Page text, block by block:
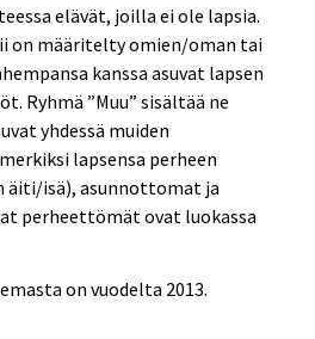
elävät, joilla ei ole lapsia.
on määritelty omien/oman tai
kanssa asuvat lapsen
Ryhmä ”Muu” sisältää ne
yhdessä muiden
lapsensa perheen
äiti/isä), asunnottomat ja
perheettömät ovat luokassa
on vuodelta 2013.